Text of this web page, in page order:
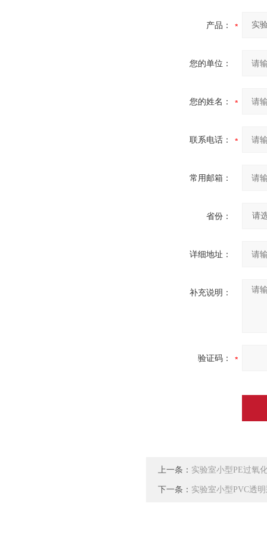
产品：
您的单位：
您的姓名：
联系电话：
常用邮箱：
省份：
详细地址：
补充说明：
验证码：
上一条： 实验室小型PE过氧
下一条： 实验室小型PVC透